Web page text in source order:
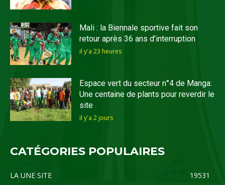
Mali : la Biennale sportive fait son
retour après 36 ans d’interruption
il y'a 23 heures
Espace vert du secteur n°4 de Manga:
Une centaine de plants pour reverdir le
site
il y'a 2 jours
CATÉGORIES POPULAIRES
LA UNE SITE
19531